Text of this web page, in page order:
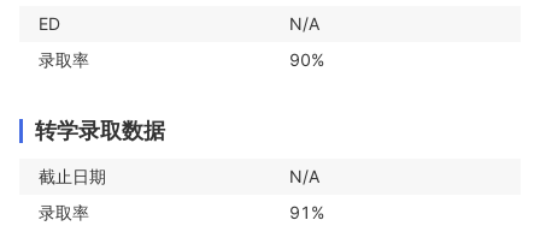
ED
N/A
录取率
90%
转学录取数据
截止日期
N/A
录取率
91%